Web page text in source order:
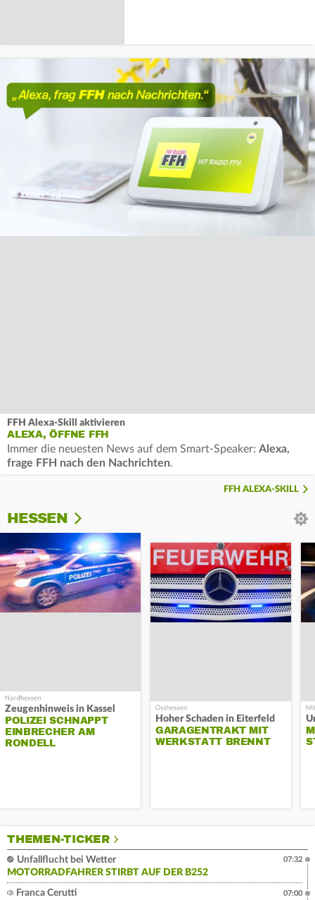
FFH Alexa-Skill aktivieren
ALEXA, ÖFFNE FFH
Immer die neuesten News auf dem Smart-Speaker: Alexa,
frage FFH nach den Nachrichten.
FFH ALEXA-SKILL
HESSEN
Zeugenhinweis in Kassel
POLIZEI SCHNAPPT
EINBRECHER AM
RONDELL
Hoher Schaden in Eiterfeld
GARAGENTRAKT MIT
WERKSTATT BRENNT
THEMEN-TICKER
Unfallflucht bei Wetter
MOTORRADFAHRER STIRBT AUF DER B252
07:32
Franca Cerutti
07:00